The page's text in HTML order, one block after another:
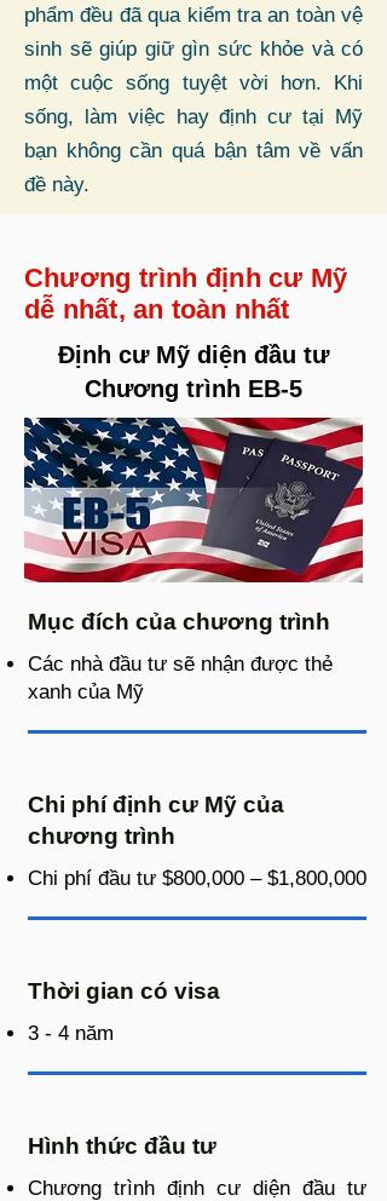
phẩm đều đã qua kiểm tra an toàn vệ
sinh sẽ giúp giữ gìn sức khỏe và có
một cuộc sống tuyệt vời hơn. Khi
sống, làm việc hay định cư tại Mỹ
bạn không cần quá bận tâm về vấn
đề này.
Chương trình định cư Mỹ
dễ nhất, an toàn nhất
Định cư Mỹ diện đầu tư
Chương trình EB-5
Mục đích của chương trình
Các nhà đầu tư sẽ nhận được thẻ
xanh của Mỹ
Chi phí định cư Mỹ của
chương trình
Chi phí đầu tư $800,000 – $1,800,000
Thời gian có visa
3 - 4 năm
Hình thức đầu tư
Chương trình định cư diện đầu tư